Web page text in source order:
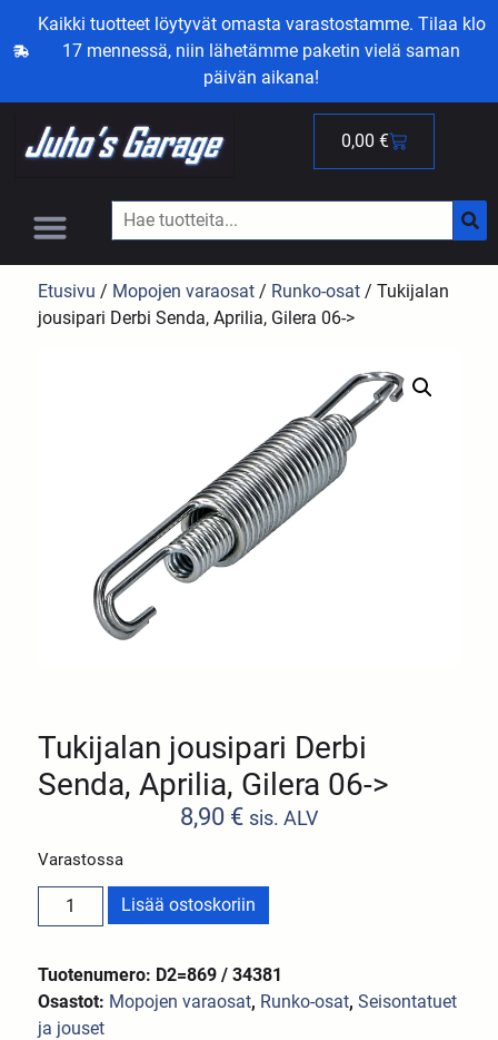
Kaikki tuotteet löytyvät omasta varastostamme. Tilaa klo
17 mennessä, niin lähetämme paketin vielä saman
päivän aikana!
0,00 €
Etusivu / Mopojen varaosat / Runko-osat / Tukijalan
jousipari Derbi Senda, Aprilia, Gilera 06->
Tukijalan jousipari Derbi
Senda, Aprilia, Gilera 06->
8,90 € sis. ALV
Varastossa
Lisää ostoskoriin
Tuotenumero: D2=869 / 34381
Osastot: Mopojen varaosat, Runko-osat,Seisontatuet
ja jouset